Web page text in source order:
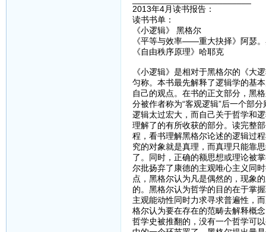
2013年4月读书报告：
读书书单：
《小逻辑》 黑格尔
《平等与效率——重大抉择》阿瑟
《自由秩序原理》哈耶克
《小逻辑》是相对于黑格尔的《大
匀称。本书最先解释了逻辑学的基
自己的观点。在书的正文部分，黑
分被作者称为“客观逻辑”后一个部
逻辑太过宏大，而自己关于哲学和
理解了的有所收获的部分。读完整
程，看书理解黑格尔论述的逻辑过
究的对象就是真理，而真理只能靠
了。同时，正确的额思想或理论被
尔批扬弃了康德的主观唯心主义同
点，黑格尔认为凡是偶然的，现象
的。黑格尔认为哲学的目的在于掌
主观能动性同时力求寻求普遍性，
格尔认为要在存在的范畴去解释概
哲学史被推翻的，没有一个哲学可